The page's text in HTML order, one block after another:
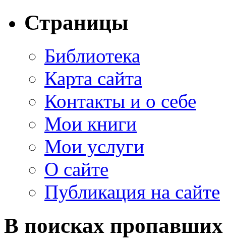
Страницы
Библиотека
Карта сайта
Контакты и о себе
Мои книги
Мои услуги
О сайте
Публикация на сайте
В поисках пропавших